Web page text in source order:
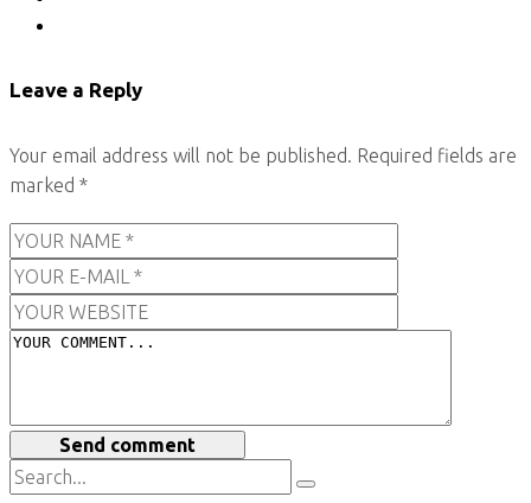
Leave a Reply
Your email address will not be published. Required fields are
marked *
Send comment